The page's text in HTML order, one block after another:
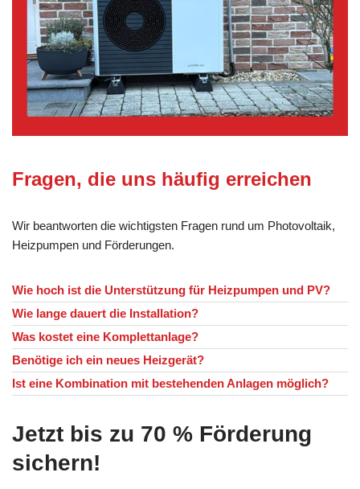
Fragen, die uns häufig erreichen
Wir beantworten die wichtigsten Fragen rund um Photovoltaik,
Heizpumpen und Förderungen.
Wie hoch ist die Unterstützung für Heizpumpen und PV?
Wie lange dauert die Installation?
Was kostet eine Komplettanlage?
Benötige ich ein neues Heizgerät?
Ist eine Kombination mit bestehenden Anlagen möglich?
Jetzt bis zu 70 % Förderung
sichern!